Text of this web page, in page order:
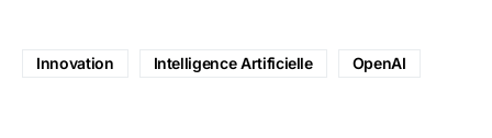
Innovation Intelligence Artificielle OpenAI